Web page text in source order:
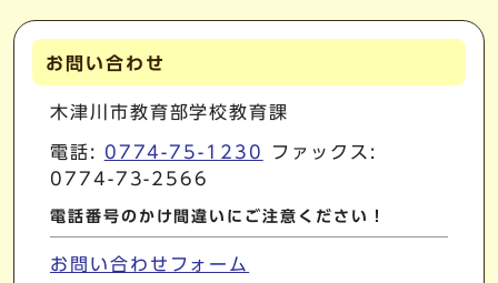
お問い合わせ
木津川市教育部学校教育課
電話: 0774-75-1230
ファックス:
0774-73-2566
電話番号のかけ間違いにご注意ください！
お問い合わせフォーム